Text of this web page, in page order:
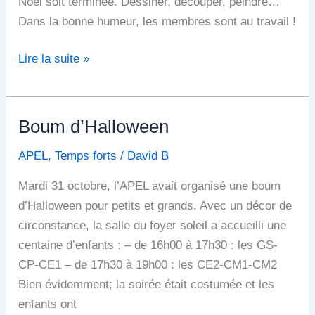
Dans la bonne humeur, les membres sont au travail !
Lire la suite »
Boum d’Halloween
APEL,Temps forts / David B
Mardi 31 octobre, l’APEL avait organisé une boum
d’Halloween pour petits et grands. Avec un décor de
circonstance, la salle du foyer soleil a accueilli une
centaine d’enfants : – de 16h00 à 17h30 : les GS-
CP-CE1 – de 17h30 à 19h00 : les CE2-CM1-CM2
Bien évidemment; la soirée était costumée et les
enfants ont
Boum